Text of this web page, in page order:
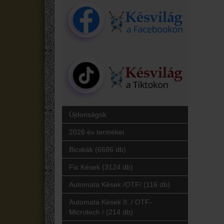
Újdonságok
2026 év termékei
Bicskák (6686 db)
Fix Kések (3124 db)
Automata Kések /OTF/ (116 db)
Automata Kések II. / OTF-
Microtech / (214 db)